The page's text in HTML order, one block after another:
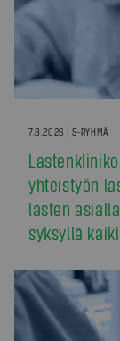
7.8.2026 | S-RYHMÄ
yhteistyön
lasten
syksyllä